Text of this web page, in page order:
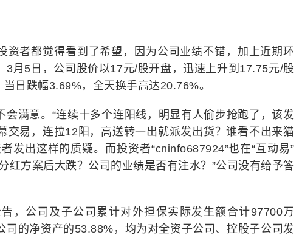
资者都觉得看到了希望，因为公司业绩不错，加上近期环
3月5日，公司股价以17元/股开盘，迅速上升到17.75元/股
日跌幅3.69%，全天换手高达20.76%。
满意。“连续十多个连阳线，明显有人偷步抢跑了，该发
交易，连拉12阳，高送转一出就派发出货？谁看不出来猫
发出这样的质疑。而投资者“cninfo687924”也在“互动易”
红方案后大跌？公司的业绩是否有注水？”公司没有给予答
，公司及子公司累计对外担保实际发生额合计97700万
司的净资产的53.88%，均为对全资子公司、控股子公司发